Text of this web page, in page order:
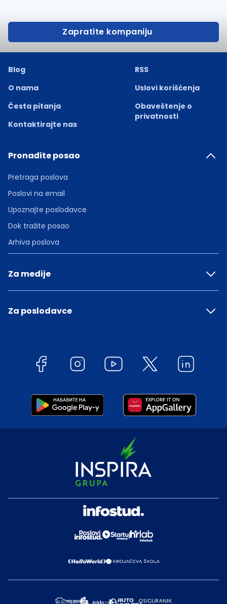
Zapratite kompaniju
Blog
O nama
Česta pitanja
Kontaktirajte nas
RSS
Uslovi korišćenja
Obaveštenje o
privatnosti
Pronađite posao
Pretraga poslova
Poslovi na email
Upoznajte poslodavce
Dok tražite posao
Arhiva poslova
Za medije
Za poslodavce